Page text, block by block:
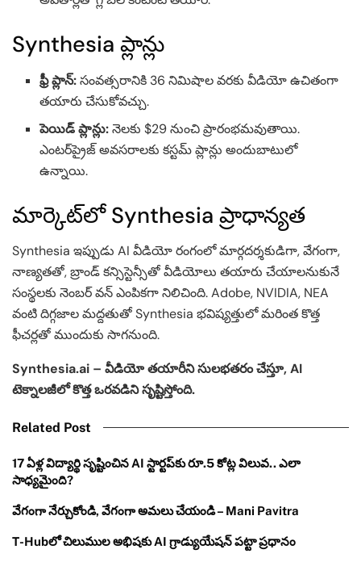
Synthesia ప్లాన్లు
ఫ్రీ ప్లాన్:సంవత్సరానికి 36 నిమిషాల వరకు వీడియో ఉచితంగా
తయారు చేసుకోవచ్చు.
పెయిడ్ ప్లాన్లు:నెలకు $29 నుంచి ప్రారంభమవుతాయి.
ఎంటర్‌ప్రైజ్ అవసరాలకు కస్టమ్ ప్లాన్లు అందుబాటులో
ఉన్నాయి.
మార్కెట్‌లో Synthesia ప్రాధాన్యత
Synthesia ఇప్పుడు AI వీడియో రంగంలో మార్గదర్శకుడిగా, వేగంగా,
నాణ్యతతో, బ్రాండ్ కన్సిస్టెన్సీతో వీడియోలు తయారు చేయాలనుకునే
సంస్థలకు నెంబర్ వన్ ఎంపికగా నిలిచింది. Adobe, NVIDIA, NEA
వంటి దిగ్గజాల మద్దతుతో Synthesia భవిష్యత్తులో మరింత కొత్త
ఫీచర్లతో ముందుకు సాగనుంది.
Synthesia.ai – వీడియో తయారీని సులభతరం చేస్తూ, AI
టెక్నాలజీలో కొత్త ఒరవడిని సృష్టిస్తోంది.
Related Post
17 ఏళ్ల విద్యార్థి సృష్టించిన AI స్టార్టప్‌కు రూ.5 కోట్ల విలువ.. ఎలా
సాధ్యమైంది?
వేగంగా నేర్చుకోండి, వేగంగా అమలు చేయండి – Mani Pavitra
T-Hubలో చిలుముల అభిషకు AI గ్రాడ్యుయేషన్ పట్టా ప్రధానం